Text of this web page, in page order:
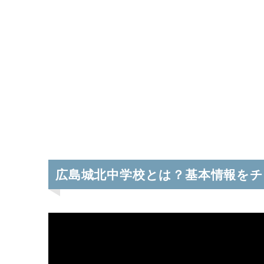
広島城北中学校とは？基本情報を